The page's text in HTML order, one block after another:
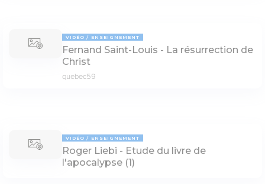
VIDÉO ENSEIGNEMENT
Fernand Saint-Louis - La résurrection de
Christ
quebec59
VIDÉO ENSEIGNEMENT
Roger Liebi - Etude du livre de
l'apocalypse (1)